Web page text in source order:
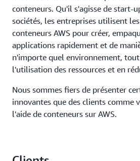
conteneurs. Qu'il s'agisse de start-
sociétés, les entreprises utilisent
conteneurs AWS pour créer,
applications rapidement et de
n'importe quel environnement,
l'utilisation des ressources et en
Nous sommes fiers de présenter
innovantes que des clients comme
l'aide de conteneurs sur AWS.